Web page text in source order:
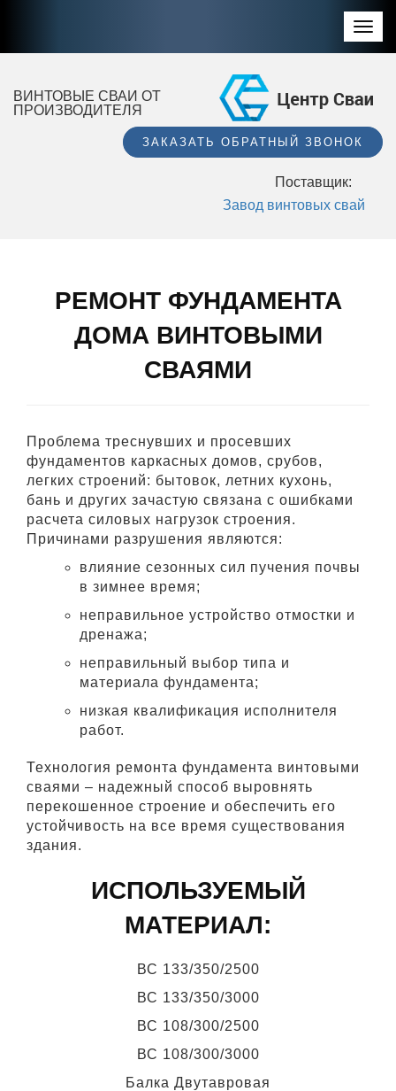
ВИНТОВЫЕ СВАИ ОТ
ПРОИЗВОДИТЕЛЯ
ЗАКАЗАТЬ ОБРАТНЫЙ ЗВОНОК
Поставщик:
Завод винтовых свай
РЕМОНТ ФУНДАМЕНТА
ДОМА ВИНТОВЫМИ
СВАЯМИ
Проблема треснувших и просевших
фундаментов каркасных домов, срубов,
легких строений: бытовок, летних кухонь,
бань и других зачастую связана с ошибками
расчета силовых нагрузок строения.
Причинами разрушения являются:
влияние сезонных сил пучения почвы
в зимнее время;
неправильное устройство отмостки и
дренажа;
неправильный выбор типа и
материала фундамента;
низкая квалификация исполнителя
работ.
Технология ремонта фундамента винтовыми
сваями – надежный способ выровнять
перекошенное строение и обеспечить его
устойчивость на все время существования
здания.
ИСПОЛЬЗУЕМЫЙ
МАТЕРИАЛ:
ВС 133/350/2500
ВС 133/350/3000
ВС 108/300/2500
ВС 108/300/3000
Балка Двутавровая